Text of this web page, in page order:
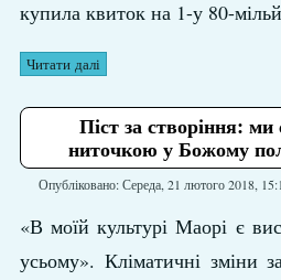
купила квиток на 1-у 80-
Читати далі
Піст за створіння:
ниточкою у Божому
Опубліковано: Середа, 21 лютого 2018,
«В моїй культурі Маорі є
усьому». Кліматичні зміни